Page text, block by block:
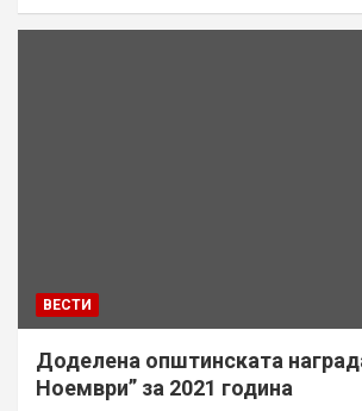
ВЕСТИ
Доделена општинската
Ноември” за 2021 година